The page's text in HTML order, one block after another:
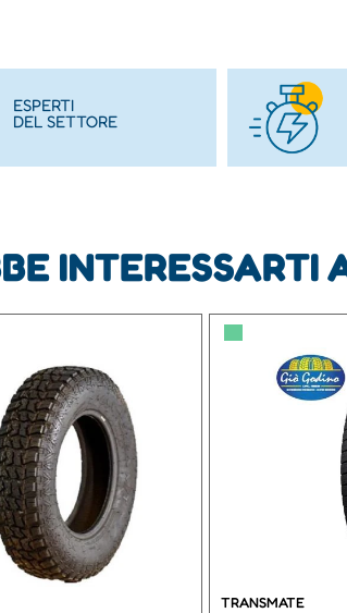
ESPERTI
DEL SETTORE
INTERESSARTI
▀
TRANSMATE